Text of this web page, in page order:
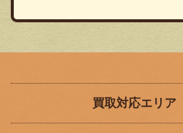
買取対応エリア